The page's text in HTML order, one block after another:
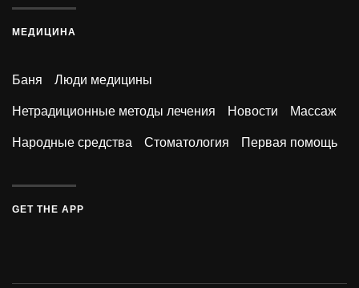
МЕДИЦИНА
Баня Люди медицины
Нетрадиционные методы лечения Новости Массаж
Народные средства Стоматология Первая помощь
GET THE APP